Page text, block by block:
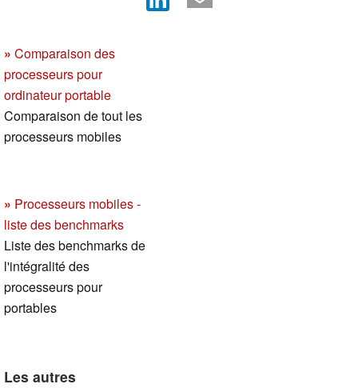
» Comparaison des
processeurs pour
ordinateur portable
Comparaison de tout les
processeurs mobiles
» Processeurs mobiles -
liste des benchmarks
Liste des benchmarks de
l'intégralité des
processeurs pour
portables
Les autres